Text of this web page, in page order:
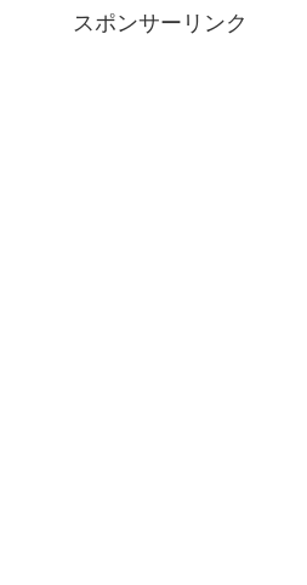
32%、ターンなら16...
スポンサーリンク